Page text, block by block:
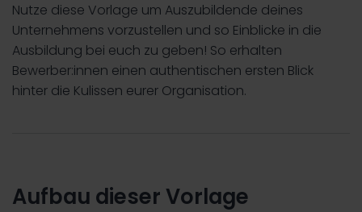
Nutze diese Vorlage um Auszubildende deines
Unternehmens vorzustellen und so Einblicke in die
Ausbildung bei euch zu geben! So erhalten
Bewerber:innen einen authentischen ersten Blick
hinter die Kulissen eurer Organisation.
Aufbau dieser Vorlage